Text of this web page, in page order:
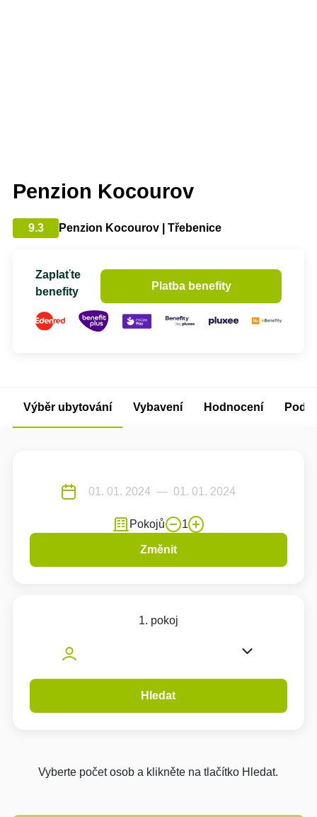
Penzion Kocourov
9.3 Penzion Kocourov | Třebenice
Zaplaťte
benefity
Platba benefity
Výběr ubytování Vybavení Hodnocení
Pokojů 1
Změnit
1. pokoj
Hledat
Vyberte počet osob a klikněte na tlačítko Hledat.